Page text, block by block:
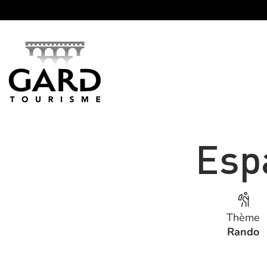
Thème
Rando